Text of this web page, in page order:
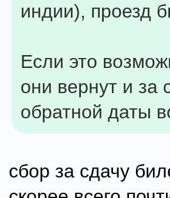
индии), проезд
Если это
они вернут и за
обратной даты
сбор за сдачу